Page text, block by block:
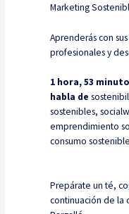
Marketing
Aprenderás con
profesionales y
1 hora, 53
habla de
sostenibles,
emprendimiento
consumo
Prepárate un té,
continuación de la